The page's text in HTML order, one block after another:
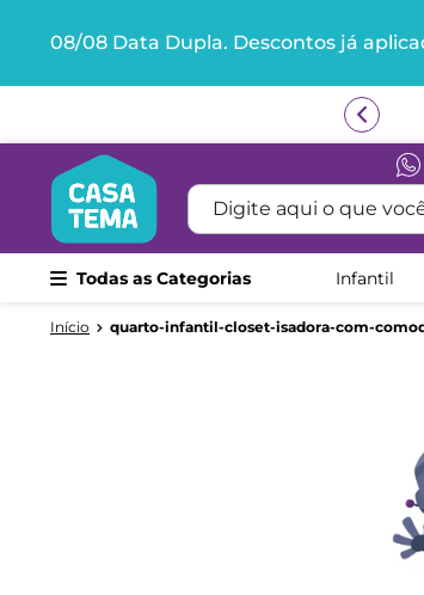
08/08 Data Dupla. Descontos já
Digite aqui o que você
Todas as Categorias Infantil
quarto-infantil-closet-isadora-com-
Termos mais buscados
guarda roupa
aria
bicama
escrivaninha